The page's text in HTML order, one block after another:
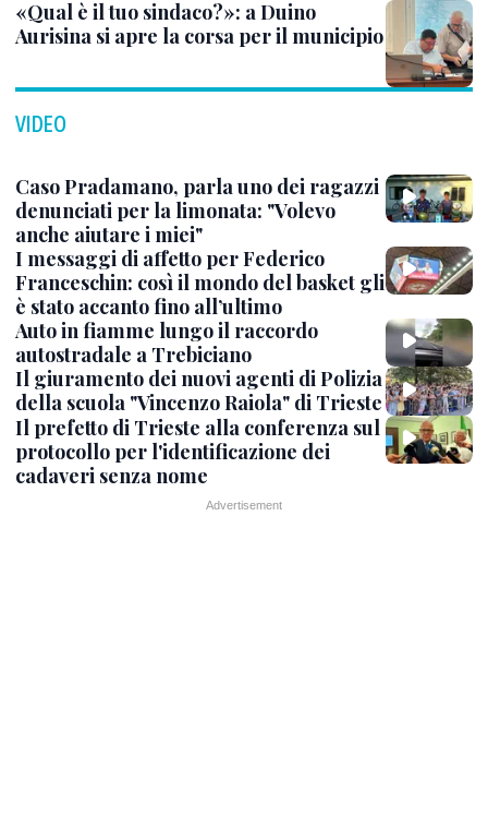
«Qual è il tuo sindaco?»: a Duino
Aurisina si apre la corsa per il municipio
VIDEO
Caso Pradamano, parla uno dei ragazzi
denunciati per la limonata: "Volevo
anche aiutare i miei"
I messaggi di affetto per Federico
Franceschin: così il mondo del basket gli
è stato accanto fino all’ultimo
Auto in fiamme lungo il raccordo
autostradale a Trebiciano
Il giuramento dei nuovi agenti di Polizia
della scuola "Vincenzo Raiola" di Trieste
Il prefetto di Trieste alla conferenza sul
protocollo per l'identificazione dei
cadaveri senza nome